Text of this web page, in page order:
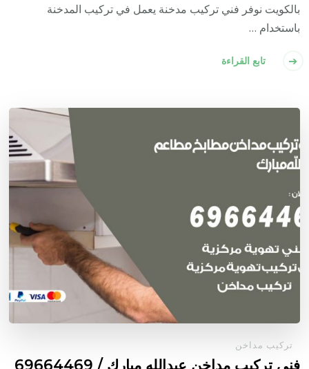
بالكويت نوفر فني تركيب مدخنة يعمل في تركيب المدخنة
باستخدام …
تابع القراءة
تركيب مداخن
فني تركيب مداخن عبدالله مبارك / 69664469